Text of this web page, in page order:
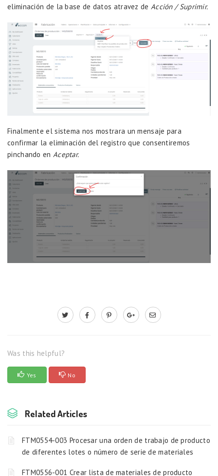
eliminación de la base de datos atravez de Acción / Suprimir.
Finalmente el sistema nos mostrara un mensaje para
confirmar la eliminación del registro que consentiremos
pinchando en Aceptar.
Was this helpful?
Yes No
Related Articles
FTM0554-003 Procesar una orden de trabajo de producto
de diferentes lotes o número de serie de materiales
FTM0556-001 Crear lista de materiales de producto